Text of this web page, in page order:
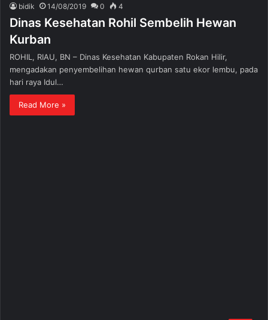
bidik 14/08/2019 0 4
Dinas Kesehatan Rohil Sembelih Hewan
Kurban
ROHIL, RIAU, BN – Dinas Kesehatan Kabupaten Rokan Hilir,
mengadakan penyembelihan hewan qurban satu ekor lembu, pada
hari raya Idul…
Read More »